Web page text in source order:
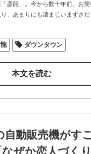
彦龍」。今から数十年前、お
、あまりにも凄まじいまずさ
ダウンタウン
本文を読む
自動販売機がす
ぜか恋人づくり